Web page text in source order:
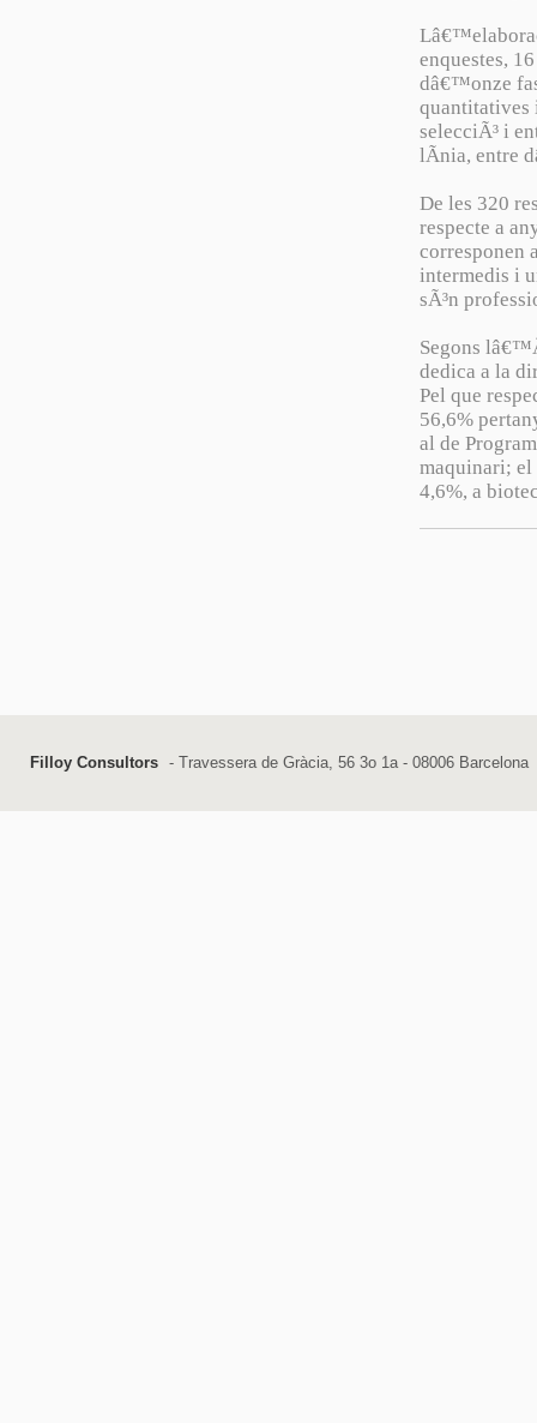
enquestes,
dâ€™onze
quantitatives
selecciÃ³ i
lÃ­nia, entre
De les 320
respecte a
corresponen
intermedis i
sÃ³n
Segons
dedica a la
Pel que
56,6%
al de
maquinari;
4,6%, a
Filloy Consultors - Travessera de Gràcia, 56 3o 1a - 08006 Barcelona